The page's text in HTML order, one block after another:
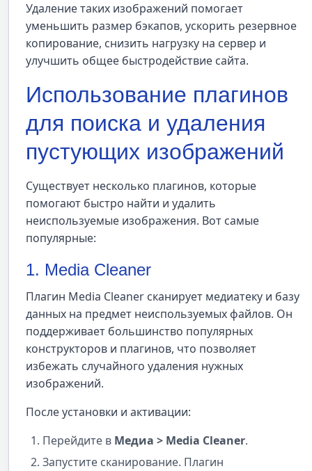
Удаление таких изображений помогает
уменьшить размер бэкапов, ускорить резервное
копирование, снизить нагрузку на сервер и
улучшить общее быстродействие сайта.
Использование плагинов
для поиска и удаления
пустующих изображений
Существует несколько плагинов, которые
помогают быстро найти и удалить
неиспользуемые изображения. Вот самые
популярные:
1. Media Cleaner
Плагин Media Cleaner сканирует медиатеку и базу
данных на предмет неиспользуемых файлов. Он
поддерживает большинство популярных
конструкторов и плагинов, что позволяет
избежать случайного удаления нужных
изображений.
После установки и активации:
Перейдите в Медиа > Media Cleaner.
Запустите сканирование. Плагин